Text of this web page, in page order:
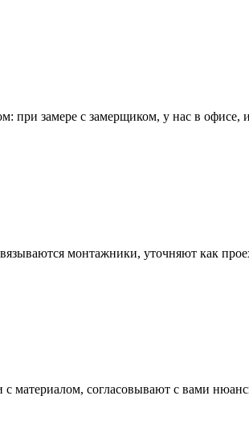
при замере с замерщиком, у нас в офисе,
монтажники, уточняют как
материалом, согласовывают с вами